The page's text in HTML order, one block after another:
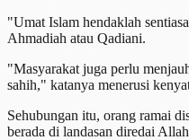
"Umat Islam hendaklah
Ahmadiah atau Qadiani.
"Masyarakat juga perlu
sahih," katanya menerusi
Sehubungan itu, orang ramai
berada di landasan diredai